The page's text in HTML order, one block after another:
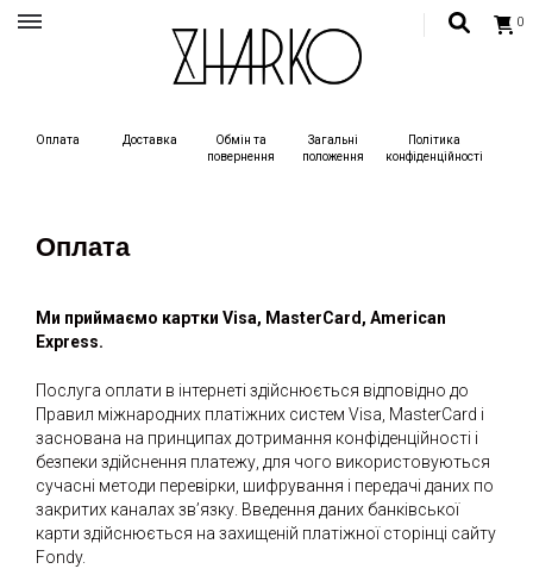
0
Український бренд одягу, жіночий український одяг, сучасний жиночий одяг,
Оплата Доставка
Обмін та
повернення
Загальні
положення
Політика
конфіденційності
Оплата
Ми приймаємо картки Visa, MasterCard, American
Express.
Послуга оплати в інтернеті здійснюється відповідно до
Правил міжнародних платіжних систем Visa, MasterCard і
заснована на принципах дотримання конфіденційності і
безпеки здійснення платежу, для чого використовуються
сучасні методи перевірки, шифрування і передачі даних по
закритих каналах зв’язку. Введення даних банківської
карти здійснюється на захищеній платіжної сторінці сайту
Fondy.